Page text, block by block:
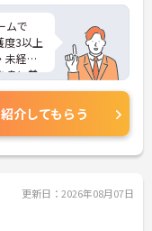
ムで
度3以上
未経験
身に着
環境で
して
ま
暇もあ
おすす
ある方
紹介してもらう
更新日：2026年08月07日